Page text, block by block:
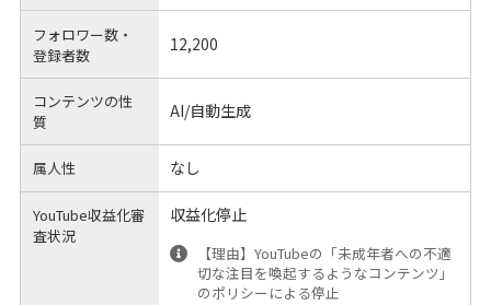
フォロワー数・
登録者数
12,200
コンテンツの性
質
AI/自動生成
属人性 なし
YouTube収益化審
査状況
収益化停止
【理由】YouTubeの「未成年者への不適
切な注目を喚起するようなコンテンツ」
のポリシーによる停止